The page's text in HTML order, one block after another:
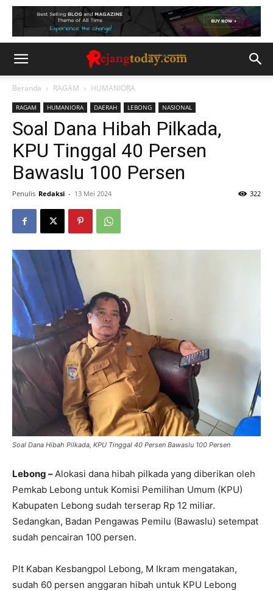
Beranda RAGAM HUMANIORA
RAGAM HUMANIORA DAERAH LEBONG NASIONAL
Soal Dana Hibah Pilkada,
KPU Tinggal 40 Persen
Bawaslu 100 Persen
Penulis Redaksi - 13 Mei 2024 322
Soal Dana Hibah Pilkada, KPU Tinggal 40 Persen Bawaslu 100 Persen
Lebong –Alokasi dana hibah pilkada yang diberikan oleh
Pemkab Lebong untuk Komisi Pemilihan Umum (KPU)
Kabupaten Lebong sudah terserap Rp 12 miliar.
Sedangkan, Badan Pengawas Pemilu (Bawaslu) setempat
sudah pencairan 100 persen.
Plt Kaban Kesbangpol Lebong, M Ikram mengatakan,
sudah 60 persen anggaran hibah untuk KPU Lebong